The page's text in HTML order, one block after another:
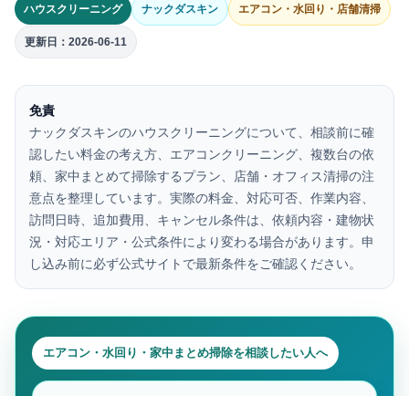
ハウスクリーニング ナックダスキン エアコン・水回り・店舗清掃
更新日：2026-06-11
免責
ナックダスキンのハウスクリーニングについて、相談前に確
認したい料金の考え方、エアコンクリーニング、複数台の依
頼、家中まとめて掃除するプラン、店舗・オフィス清掃の注
意点を整理しています。実際の料金、対応可否、作業内容、
訪問日時、追加費用、キャンセル条件は、依頼内容・建物状
況・対応エリア・公式条件により変わる場合があります。申
し込み前に必ず公式サイトで最新条件をご確認ください。
エアコン・水回り・家中まとめ掃除を相談したい人へ